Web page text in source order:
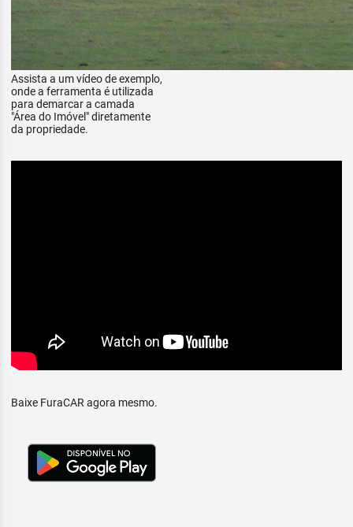
Assista a um vídeo de exemplo,
onde a ferramenta é utilizada
para demarcar a camada
"Área do Imóvel" diretamente
da propriedade.
Baixe FuraCAR agora mesmo.